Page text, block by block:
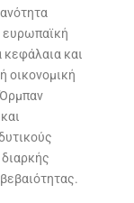
ευρωπαϊκή
κεφάλαια και
οικονομική